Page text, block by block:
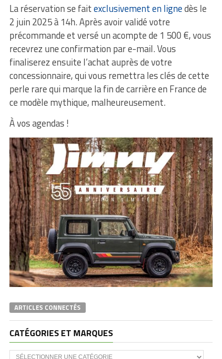
La réservation se faitexclusivement en lignedès le
2 juin 2025 à 14h. Après avoir validé votre
précommande et versé un acompte de 1 500 €, vous
recevrez une confirmation par e-mail. Vous
finaliserez ensuite l’achat auprès de votre
concessionnaire, qui vous remettra les clés de cette
perle rare qui marque la fin de carrière en France de
ce modèle mythique, malheureusement.
À vos agendas !
ARTICLES CONNECTÉS
CATÉGORIES ET MARQUES
Catégories